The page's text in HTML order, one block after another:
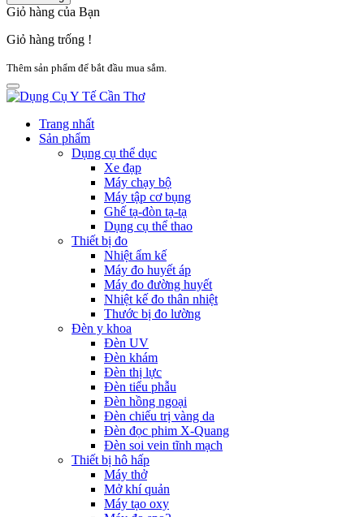
Giỏ hàng của Bạn
Giỏ hàng trống !
Thêm sản phẩm để bắt đầu mua sắm.
Trang nhất
Sản phẩm
Dụng cụ thể dục
Xe đạp
Máy chạy bộ
Máy tập cơ bụng
Ghế tạ-đòn tạ-tạ
Dụng cụ thể thao
Thiết bị đo
Nhiệt ẩm kế
Máy đo huyết áp
Máy đo đường huyết
Nhiệt kế đo thân nhiệt
Thước bị đo lường
Đèn y khoa
Đèn UV
Đèn khám
Đèn thị lực
Đèn tiểu phẫu
Đèn hồng ngoại
Đèn chiếu trị vàng da
Đèn đọc phim X-Quang
Đèn soi vein tĩnh mạch
Thiết bị hô hấp
Máy thở
Mở khí quản
Máy tạo oxy